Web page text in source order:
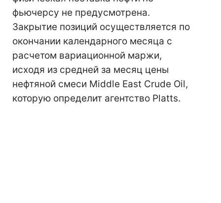
фьючерсу не предусмотрена.
Закрытие позиций осуществляется по
окончании календарного месяца с
расчетом вариационной маржи,
исходя из средней за месяц цены
нефтяной смеси Middle East Crude Oil,
которую определит агентство Platts.